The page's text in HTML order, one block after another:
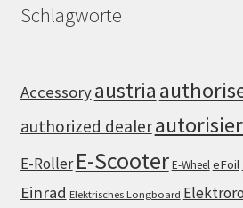
Schlagworte
Accessoryaustria
authorized dealer
E-Roller E-ScooterE-WheeleFoil
Einrad Elektrisches Longboard